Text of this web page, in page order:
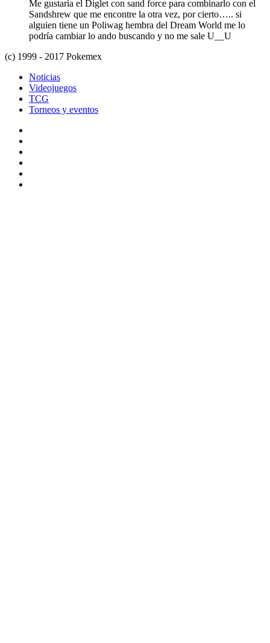
Me gustaría el Diglet con sand force para combinarlo con el
Sandshrew que me encontre la otra vez, por cierto….. si
alguien tiene un Poliwag hembra del Dream World me lo
podría cambiar lo ando buscando y no me sale U__U
(c) 1999 - 2017 Pokemex
Noticias
Videojuegos
TCG
Torneos y eventos